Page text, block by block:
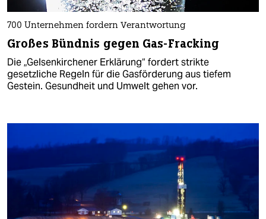
700 Unternehmen fordern Verantwortung
Großes Bündnis gegen Gas-Fracking
Die „Gelsenkirchener Erklärung“ fordert strikte
gesetzliche Regeln für die Gasförderung aus tiefem
Gestein. Gesundheit und Umwelt gehen vor.